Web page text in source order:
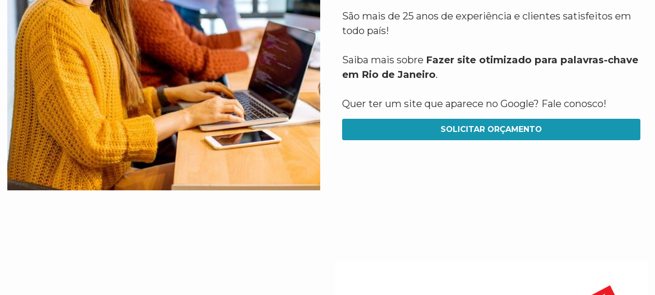
São mais de 25 anos de experiência e clientes satisfeitos em
todo país!
Saiba mais sobre Fazer site otimizado para palavras-chave
em Rio de Janeiro.
Quer ter um site que aparece no Google? Fale conosco!
SOLICITAR ORÇAMENTO